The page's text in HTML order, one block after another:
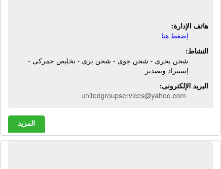
هاتف الإدارة:
إضغط هنا
النشاط:
شحن بحرى - شحن جوى - شحن برى - تخليص جمركى -
إستيراد وتصدير
البريد الإلكترونى:
unitedgroupservices@yahoo.com
المزيد